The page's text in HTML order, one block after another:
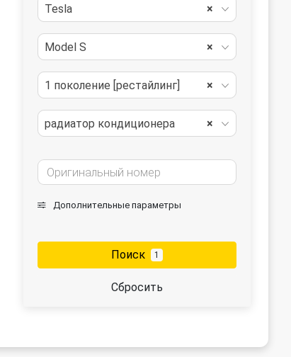
×
Tesla
×
Model S
×
1 поколение [рестайлинг]
×
радиатор кондиционера
Дополнительные параметры
Поиск 1
Сбросить